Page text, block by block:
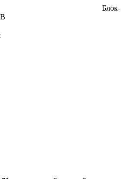
Блок-